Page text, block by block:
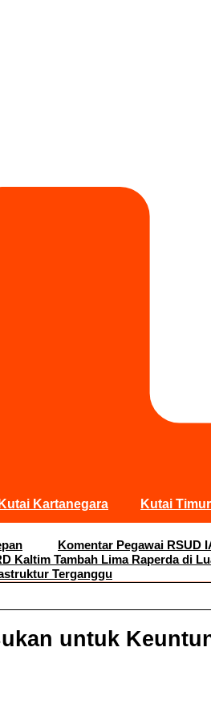
Kutai Kartanegara Kutai Timur
Komentar Pegawai RSUD
Kaltim Tambah Lima Raperda di
Terganggu
untuk